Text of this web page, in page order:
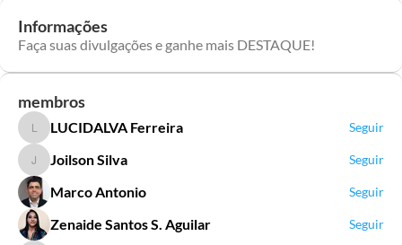
Informações
Faça suas divulgações e ganhe mais DESTAQUE!
membros
LUCIDALVA Ferreira
LUCIDALVA Ferreira Seguir
Joilson Silva
Joilson Silva Seguir
Marco Antonio Seguir
Zenaide Santos S. Aguilar Seguir